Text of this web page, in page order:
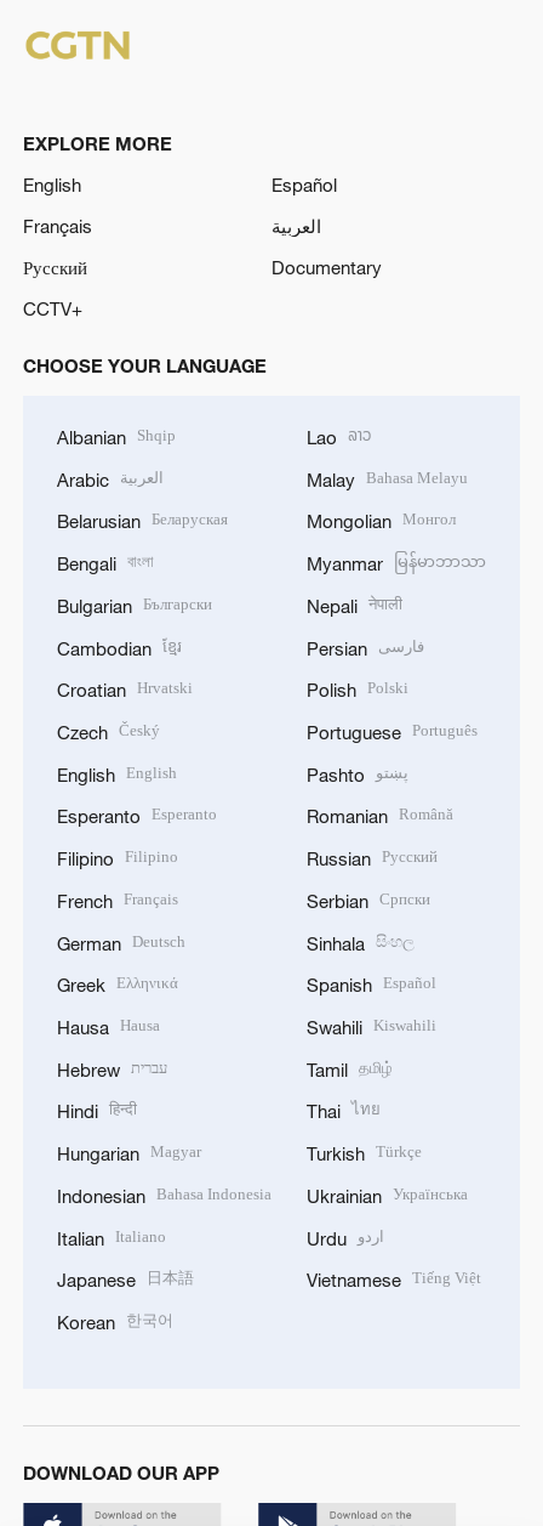
EXPLORE MORE
English
Español
Français
العربية
Русский
Documentary
CCTV+
CHOOSE YOUR LANGUAGE
Albanian Shqip
Arabic العربية
Belarusian Беларуская
Bengali বাংলা
Bulgarian Български
Cambodian ខ្មែរ
Croatian Hrvatski
Czech Český
English English
Esperanto Esperanto
Filipino Filipino
French Français
German Deutsch
Greek Ελληνικά
Hausa Hausa
Hebrew עברית
Hindi हिन्दी
Hungarian Magyar
Indonesian Bahasa Indonesia
Italian Italiano
Japanese 日本語
Korean 한국어
Lao ລາວ
Malay Bahasa Melayu
Mongolian Монгол
Myanmar မြန်မာဘာသာ
Nepali नेपाली
Persian فارسی
Polish Polski
Portuguese Português
Pashto پښتو
Romanian Română
Russian Русский
Serbian Српски
Sinhala සිංහල
Spanish Español
Swahili Kiswahili
Tamil தமிழ்
Thai ไทย
Turkish Türkçe
Ukrainian Українська
Urdu اردو
Vietnamese Tiếng Việt
DOWNLOAD OUR APP